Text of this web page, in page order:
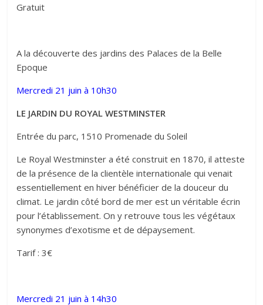
Gratuit
A la découverte des jardins des Palaces de la Belle
Epoque
Mercredi 21 juin à 10h30
LE JARDIN DU ROYAL WESTMINSTER
Entrée du parc, 1510 Promenade du Soleil
Le Royal Westminster a été construit en 1870, il atteste
de la présence de la clientèle internationale qui venait
essentiellement en hiver bénéficier de la douceur du
climat. Le jardin côté bord de mer est un véritable écrin
pour l’établissement. On y retrouve tous les végétaux
synonymes d’exotisme et de dépaysement.
Tarif : 3€
Mercredi 21 juin à 14h30